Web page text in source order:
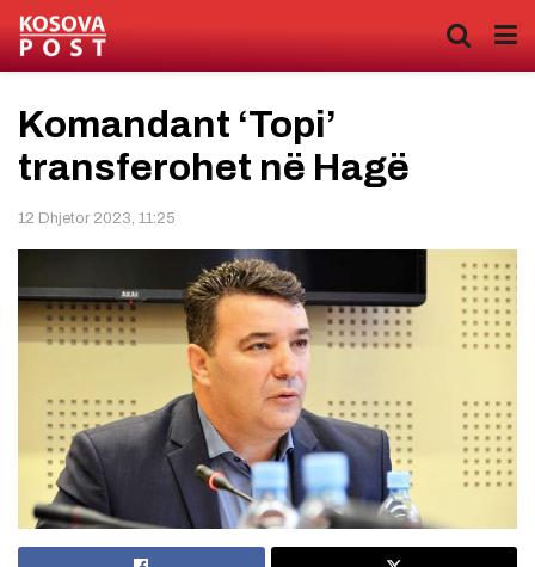
Komandant ‘Topi’
transferohet në Hagë
12 Dhjetor 2023, 11:25